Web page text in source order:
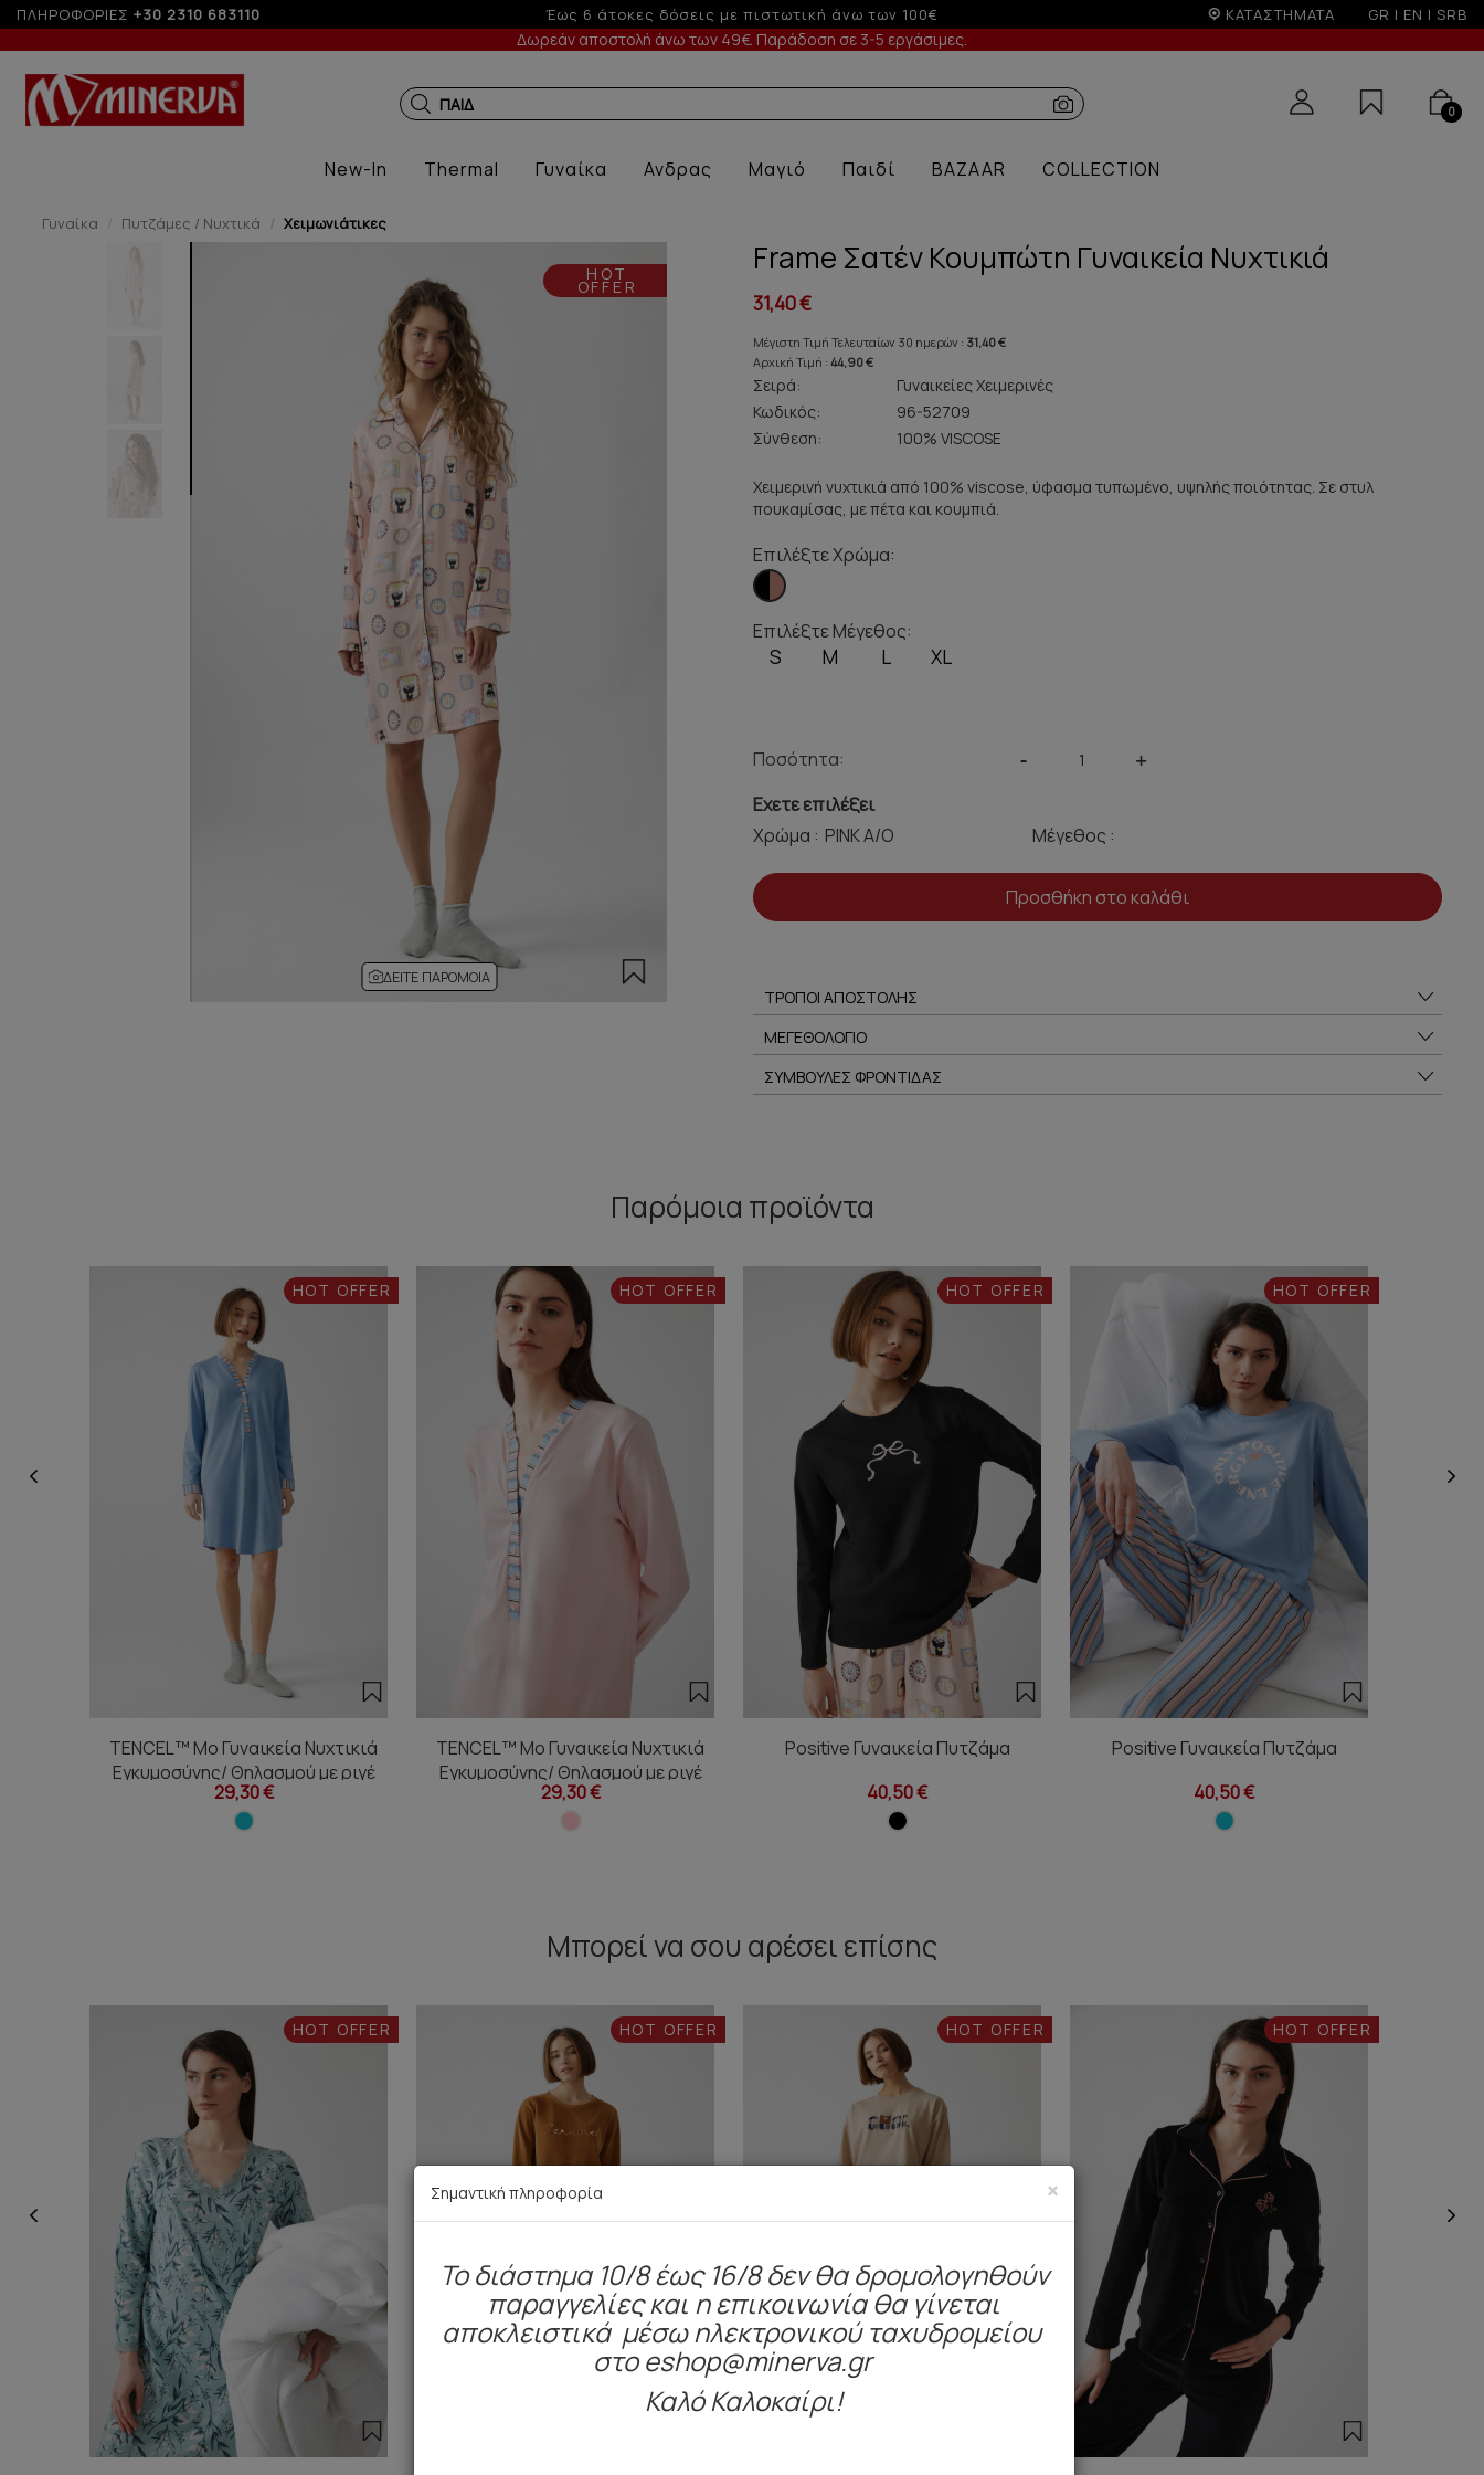
ΠΛΗΡΟΦΟΡΙΕΣ +30 2310 683110 -5% σε παραγγελίες άνω των 200€ σε περίοδο εκπτώσεων ΚΑΤΑΣΤΗΜΑΤΑ GR | EN | SRB
Δωρεάν αποστολή άνω των 49€. Παράδοση σε 3-5 εργάσιμες.
ΠΑΙΔΙΚΑ ΕΣΩΡΟΥΧ 0
New-In Thermal Γυναίκα Ανδρας Μαγιό Παιδί BAZAAR COLLECTION
Γυναίκα Πυτζάμες / Νυχτικά Χειμωνιάτικες
HOT
OFFER
ΔΕΊΤΕ ΠΑΡΌΜΟΙΑ
Frame Σατέν Κουμπώτη Γυναικεία Νυχτικιά
31,40 €
Μέγιστη Τιμή Τελευταίων 30 ημερών : 31,40 €
Αρχική Τιμή : 44,90 €
Σειρά:
Γυναικείες Χειμερινές
Κωδικός:
96-52709
Σύνθεση:
100% VISCOSE
Χειμερινή νυχτικιά από 100% viscose, ύφασμα τυπωμένο, υψηλής ποιότητας. Σε στυλ
πουκαμίσας, με πέτα και κουμπιά.
Επιλέξτε Χρώμα:
Επιλέξτε Μέγεθος:
S M L XL
Ποσότητα: - +
Εχετε επιλέξει
Χρώμα :
Μέγεθος :
Προσθήκη στο καλάθι
ΤΡΟΠΟΙ ΑΠΟΣΤΟΛΗΣ
ΜΕΓΕΘΟΛΟΓΙΟ
ΣΥΜΒΟΥΛΕΣ ΦΡΟΝΤΙΔΑΣ
Παρόμοια προϊόντα
HOT OFFER
TENCEL™ Mo Γυναικεία Νυχτικιά
Εγκυμοσύνης/ Θηλασμού με ριγέ
πατιλέτα
29,30 €
HOT OFFER
TENCEL™ Mo Γυναικεία Νυχτικιά
Εγκυμοσύνης/ Θηλασμού με ριγέ
πατιλέτα
29,30 €
HOT OFFER
Positive Γυναικεία Πυτζάμα
40,50 €
HOT OFFER
Positive Γυναικεία Πυτζάμα
40,50 €
Μπορεί να σου αρέσει επίσης
HOT OFFER HOT OFFER HOT OFFER HOT OFFER
×
Σημαντική πληροφορία
To διάστημα 10/8 έως 16/8 δεν θα δρομολογηθούν
παραγγελίες και η επικοινωνία θα γίνεται
αποκλειστικά μέσω ηλεκτρονικού ταχυδρομείου
στο eshop@minerva.gr
Καλό Καλοκαίρι!